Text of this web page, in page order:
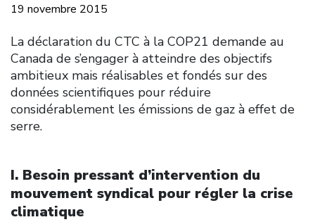
19 novembre 2015
La déclaration du CTC à la COP21 demande au
Canada de s’engager à atteindre des objectifs
ambitieux mais réalisables et fondés sur des
données scientifiques pour réduire
considérablement les émissions de gaz à effet de
serre.
I. Besoin pressant d’intervention du
mouvement syndical pour régler la crise
climatique